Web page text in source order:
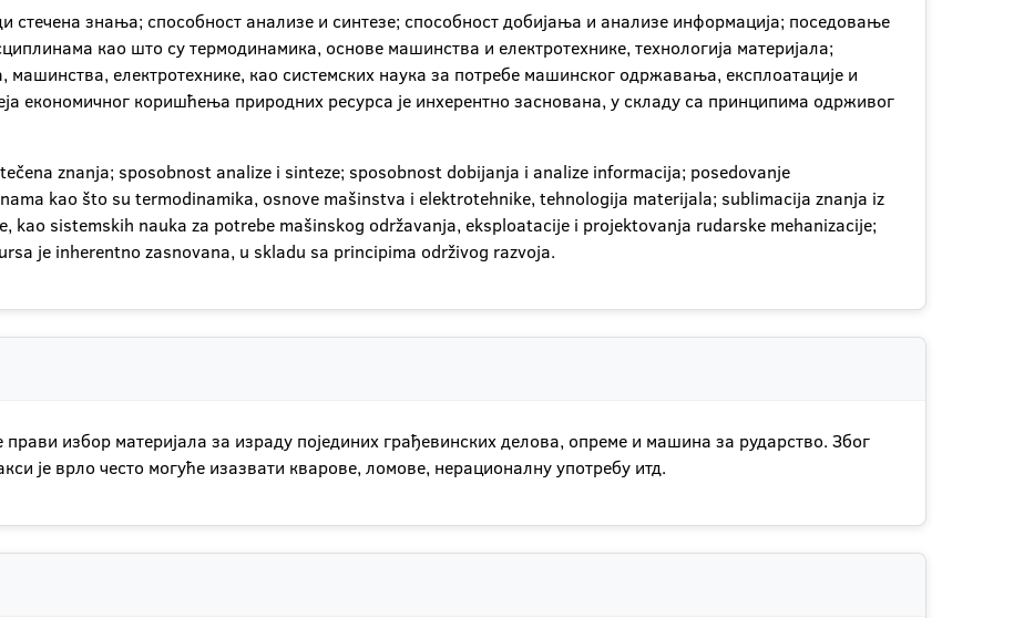
стечена знања; способност анализе и синтезе; способност добијања и анализе информација; поседовање
као што су термодинамика, основе машинства и електротехнике, технологија материјала;
машинства, електротехнике, као системских наука за потребе машинског одржавања, експлоатације и
економичног коришћења природних ресурса је инхерентно заснована, у складу са принципима одрживог
znanja; sposobnost analize i sinteze; sposobnost dobijanja i analize informacija; posedovanje
kao što su termodinamika, osnove mašinstva i elektrotehnike, tehnologija materijala; sublimacija znanja iz
kao sistemskih nauka za potrebe mašinskog održavanja, eksploatacije i projektovanja rudarske mehanizacije;
je inherentno zasnovana, u skladu sa principima održivog razvoja.
избор материјала за израду појединих грађевинских делова, опреме и машина за рударство. Због
је врло често могуће изазвати кварове, ломове, нерационалну употребу итд.